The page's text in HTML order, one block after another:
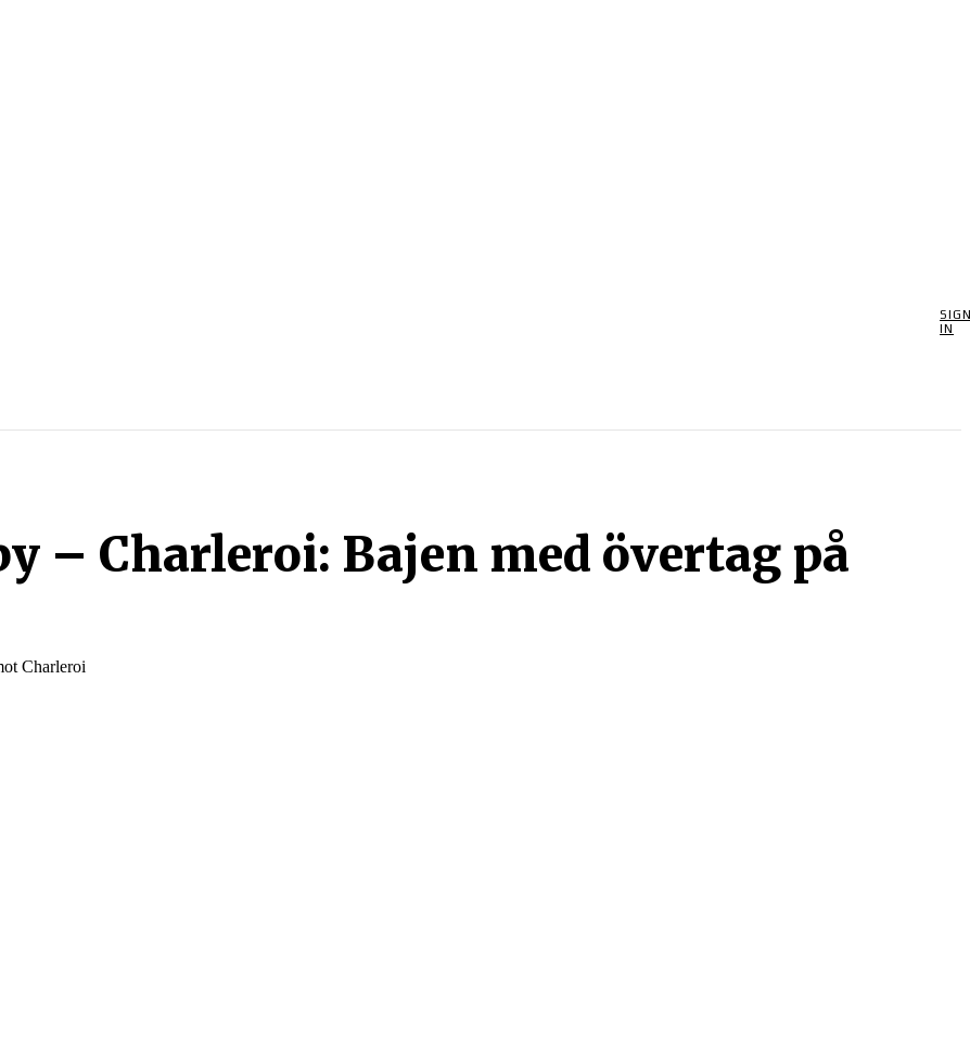
IN
– Charleroi: Bajen med övertag på